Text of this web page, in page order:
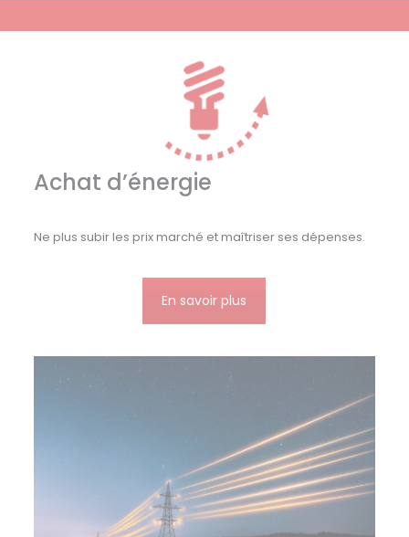
Achat d’énergie
Ne plus subir les prix marché et maîtriser ses dépenses.
En savoir plus